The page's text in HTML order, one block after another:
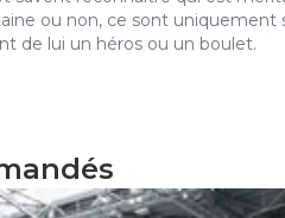
ou non, ce sont uniquement
de lui un héros ou un boulet.